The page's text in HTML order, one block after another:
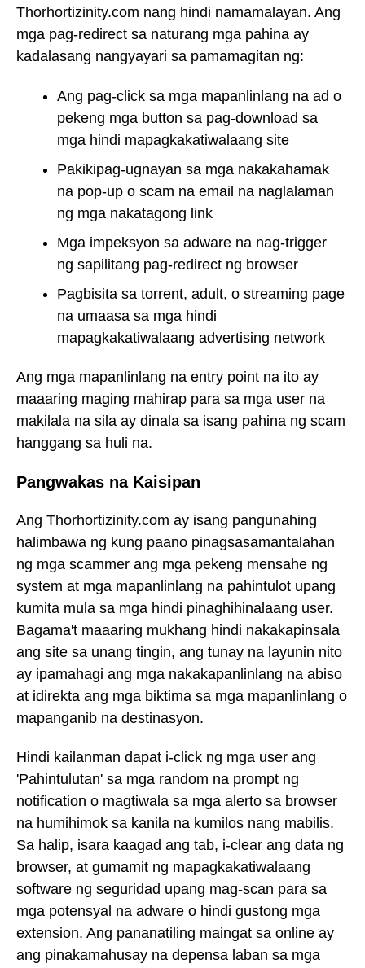
Thorhortizinity.com nang hindi namamalayan. Ang
mga pag-redirect sa naturang mga pahina ay
kadalasang nangyayari sa pamamagitan ng:
Ang pag-click sa mga mapanlinlang na ad o
pekeng mga button sa pag-download sa
mga hindi mapagkakatiwalaang site
Pakikipag-ugnayan sa mga nakakahamak
na pop-up o scam na email na naglalaman
ng mga nakatagong link
Mga impeksyon sa adware na nag-trigger
ng sapilitang pag-redirect ng browser
Pagbisita sa torrent, adult, o streaming page
na umaasa sa mga hindi
mapagkakatiwalaang advertising network
Ang mga mapanlinlang na entry point na ito ay
maaaring maging mahirap para sa mga user na
makilala na sila ay dinala sa isang pahina ng scam
hanggang sa huli na.
Pangwakas na Kaisipan
Ang Thorhortizinity.com ay isang pangunahing
halimbawa ng kung paano pinagsasamantalahan
ng mga scammer ang mga pekeng mensahe ng
system at mga mapanlinlang na pahintulot upang
kumita mula sa mga hindi pinaghihinalaang user.
Bagama't maaaring mukhang hindi nakakapinsala
ang site sa unang tingin, ang tunay na layunin nito
ay ipamahagi ang mga nakakapanlinlang na abiso
at idirekta ang mga biktima sa mga mapanlinlang o
mapanganib na destinasyon.
Hindi kailanman dapat i-click ng mga user ang
'Pahintulutan' sa mga random na prompt ng
notification o magtiwala sa mga alerto sa browser
na humihimok sa kanila na kumilos nang mabilis.
Sa halip, isara kaagad ang tab, i-clear ang data ng
browser, at gumamit ng mapagkakatiwalaang
software ng seguridad upang mag-scan para sa
mga potensyal na adware o hindi gustong mga
extension. Ang pananatiling maingat sa online ay
ang pinakamahusay na depensa laban sa mga